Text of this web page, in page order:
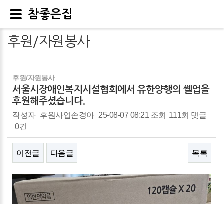
후원/자원봉사
후원/자원봉사
서울시장애인복지시설협회에서 유한양행의 쎌업을
후원해주셨습니다.
작성자 후원사업손경아 25-08-07 08:21 조회 111회 댓글
0건
이전글 다음글 목록
본문
참좋은집